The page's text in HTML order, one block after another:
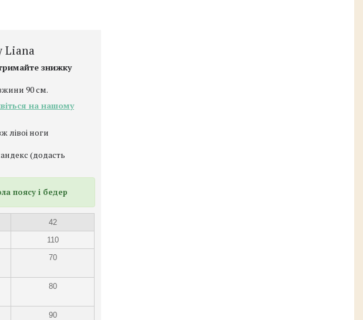
Liana
знижку
90 см.
на нашому
лівоі ноги
(додасть
поясу і бедер
42
110
70
80
90